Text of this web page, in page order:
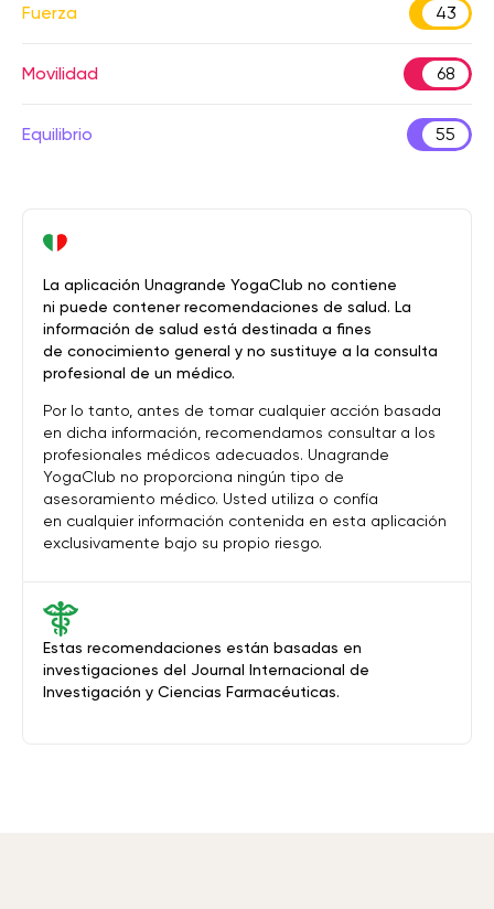
Fuerza 43
Movilidad 68
Equilibrio 55
Estas recomendaciones están basadas en
investigaciones del Journal Internacional de
Investigación y Ciencias Farmacéuticas.
La aplicación Unagrande YogaClub no contiene
ni puede contener recomendaciones de salud. La
información de salud está destinada a fines
de conocimiento general y no sustituye a la consulta
profesional de un médico.
Por lo tanto, antes de tomar cualquier acción basada
en dicha información, recomendamos consultar a los
profesionales médicos adecuados. Unagrande
YogaClub no proporciona ningún tipo de
asesoramiento médico. Usted utiliza o confía
en cualquier información contenida en esta aplicación
exclusivamente bajo su propio riesgo.